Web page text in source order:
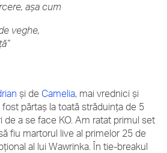
așa cum
veghe,
și de Camelia, mai vrednici și
părtaș la toată străduința de 5
de a se face KO. Am ratat primul set
fiu martorul live al primelor 25 de
al lui Wawrinka. În tie-breakul